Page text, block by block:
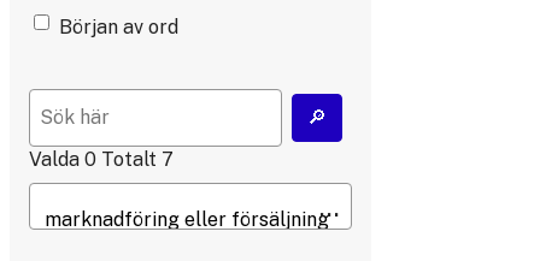
Början av ord
Valda 0 Totalt 7